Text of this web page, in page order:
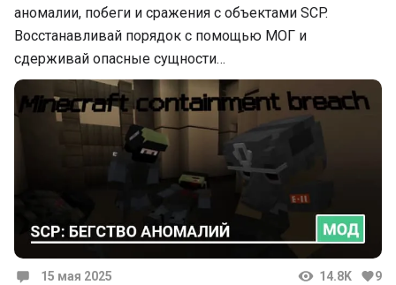
аномалии, побеги и сражения с объектами SCP.
Восстанавливай порядок с помощью МОГ и
сдерживай опасные сущности…
15 мая 2025 14.8K 9